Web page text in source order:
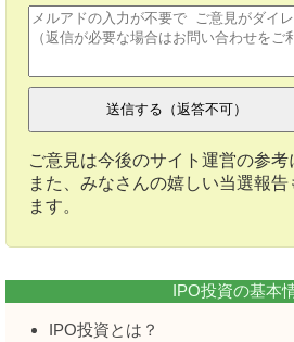
ご意見は今後のサイト運営の参考
また、みなさんの嬉しい当選報
ます。
IPO投資の基本
IPO投資とは？